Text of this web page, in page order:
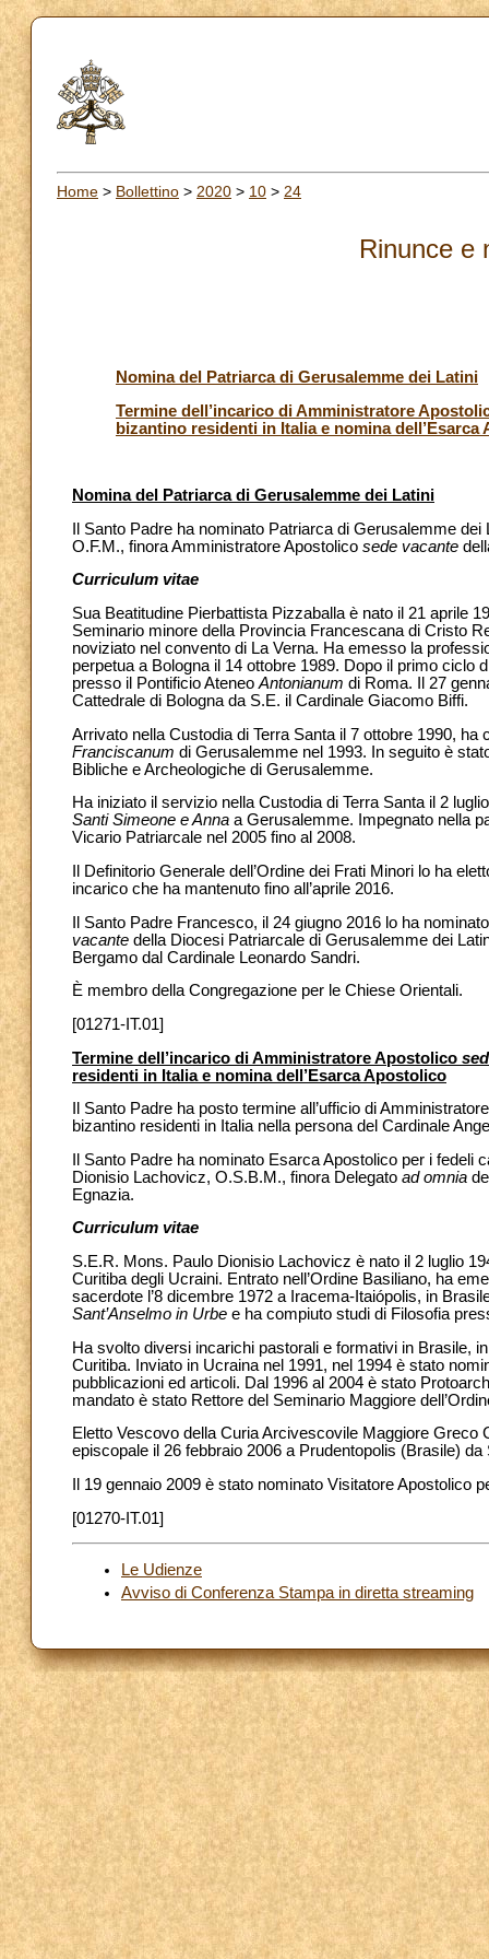
Home > Bollettino > 2020 > 10 > 24
Rinunce e
Nomina del Patriarca di Gerusalemme dei Latini
Termine dell’incarico di Amministratore
bizantino residenti in Italia e nomina dell’Esarca
Nomina del Patriarca di Gerusalemme dei Latini
Il Santo Padre ha nominato Patriarca di Gerusalemme
O.F.M., finora Amministratore Apostolico sede vacante
Curriculum vitae
Sua Beatitudine Pierbattista Pizzaballa è nato il 21 aprile
Seminario minore della Provincia Francescana di Cristo
noviziato nel convento di La Verna. Ha emesso la
perpetua a Bologna il 14 ottobre 1989. Dopo il primo ciclo
presso il Pontificio Ateneo Antonianum di Roma. Il 27
Cattedrale di Bologna da S.E. il Cardinale Giacomo Biffi.
Arrivato nella Custodia di Terra Santa il 7 ottobre 1990,
Franciscanum di Gerusalemme nel 1993. In seguito è
Bibliche e Archeologiche di Gerusalemme.
Ha iniziato il servizio nella Custodia di Terra Santa il 2
Santi Simeone e Anna a Gerusalemme. Impegnato nella
Vicario Patriarcale nel 2005 fino al 2008.
Il Definitorio Generale dell’Ordine dei Frati Minori lo ha
incarico che ha mantenuto fino all’aprile 2016.
Il Santo Padre Francesco, il 24 giugno 2016 lo ha
vacante della Diocesi Patriarcale di Gerusalemme dei
Bergamo dal Cardinale Leonardo Sandri.
È membro della Congregazione per le Chiese Orientali.
[01271-IT.01]
Termine dell’incarico di Amministratore Apostolico
residenti in Italia e nomina dell’Esarca Apostolico
Il Santo Padre ha posto termine all’ufficio di
bizantino residenti in Italia nella persona del Cardinale
Il Santo Padre ha nominato Esarca Apostolico per i
Dionisio Lachovicz, O.S.B.M., finora Delegato ad omnia
Egnazia.
Curriculum vitae
S.E.R. Mons. Paulo Dionisio Lachovicz è nato il 2 luglio
Curitiba degli Ucraini. Entrato nell’Ordine Basiliano, ha
sacerdote l’8 dicembre 1972 a Iracema-Itaiópolis, in
Sant’Anselmo in Urbe e ha compiuto studi di Filosofia
Ha svolto diversi incarichi pastorali e formativi in Brasile,
Curitiba. Inviato in Ucraina nel 1991, nel 1994 è stato
pubblicazioni ed articoli. Dal 1996 al 2004 è stato
mandato è stato Rettore del Seminario Maggiore
Eletto Vescovo della Curia Arcivescovile Maggiore
episcopale il 26 febbraio 2006 a Prudentopolis (Brasile)
Il 19 gennaio 2009 è stato nominato Visitatore Apostolico
[01270-IT.01]
Le Udienze
Avviso di Conferenza Stampa in diretta streaming